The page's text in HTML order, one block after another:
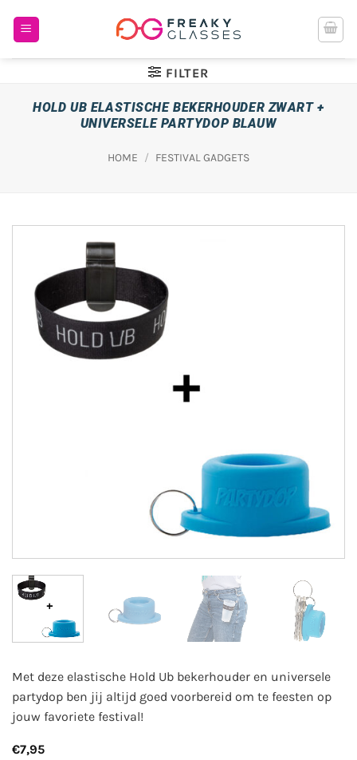
naar
FILTER
HOLD UB ELASTISCHE BEKERHOUDER ZWART +
UNIVERSELE PARTYDOP BLAUW
HOME / FESTIVAL GADGETS
Met deze elastische Hold Ub bekerhouder en universele
partydop ben jij altijd goed voorbereid om te feesten op
jouw favoriete festival!
€7,95